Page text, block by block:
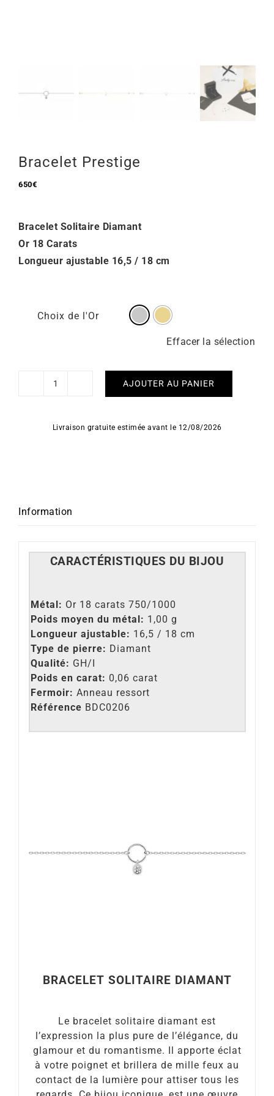
Bracelet Prestige
650€
Bracelet Solitaire Diamant
Or 18 Carats
Longueur ajustable 16,5 / 18 cm
Choix de l'Or
Effacer la sélection
quantité
Prestige
AJOUTER AU PANIER
Livraison gratuite estimée avant le 12/08/2026
Information
CARACTÉRISTIQUES DU BIJOU
Métal: Or 18 carats 750/1000
Poids moyen du métal: 1,00 g
Longueur ajustable: 16,5 / 18 cm
Type de pierre: Diamant
Qualité: GH/I
Poids en carat: 0,06 carat
Fermoir: Anneau ressort
Référence BDC0206
BRACELET SOLITAIRE DIAMANT
Le bracelet solitaire diamant est
l’expression la plus pure de l’élégance, du
glamour et du romantisme. Il apporte éclat
à votre poignet et brillera de mille feux au
contact de la lumière pour attiser tous les